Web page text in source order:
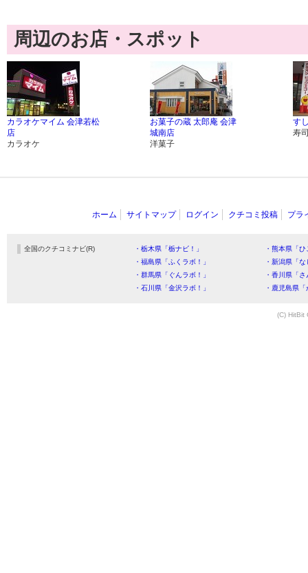
周辺のお店・スポット
カラオケマイム 会津若松
店
カラオケ
お菓子の蔵 太郎庵 会津
城南店
洋菓子
す
寿
ホーム サイトマップ ログイン クチコミ投稿 プラ
全国のクチコミナビ(R) ・栃木県「栃ナビ！」
・熊本県「
・福島県「ふくラボ！」
・新潟県「
・群馬県「ぐんラボ！」
・香川県「
・石川県「金沢ラボ！」
・鹿児島県
(C) HitBit